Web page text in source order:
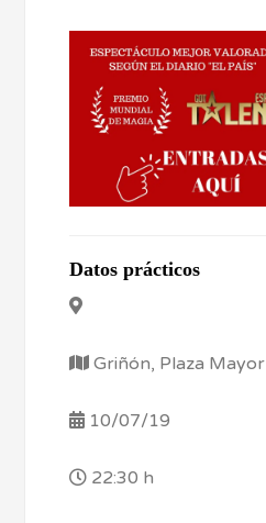
Datos prácticos
Griñón, Plaza Mayor
10/07/19
22:30 h